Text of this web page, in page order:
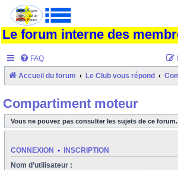
Le forum interne des
FAQ
Accueil du forum Le Club vous répond
Compartiment moteur
Vous ne pouvez pas consulter les sujets de ce forum.
CONNEXION • INSCRIPTION
Nom d’utilisateur :